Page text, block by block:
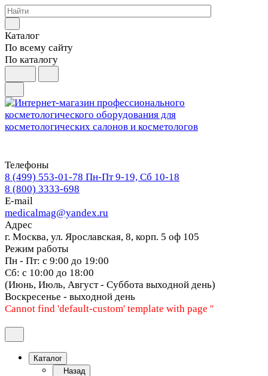
Каталог
По всему сайту
По каталогу
Телефоны
8 (499) 553-01-78 Пн-Пт 9-19, Сб 10-18
8 (800) 3333-698
E-mail
medicalmag@yandex.ru
Адрес
г. Москва, ул. Ярославская, 8, корп. 5 оф 105
Режим работы
Пн - Пт: с 9:00 до 19:00
Сб: с 10:00 до 18:00
(Июнь, Июль, Август - Суббота выходной день)
Воскресенье - выходной день
Cannot find 'default-custom' template with page ''
Каталог
Назад